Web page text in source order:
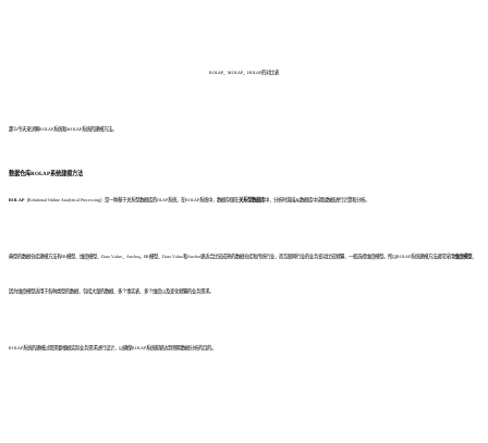
ROLAP、MOLAP、HOLAP的对比表
那么今天来详解ROLAP系统和MOLAP系统的建模方法。
数据仓库ROLAP系统建模方法
ROLAP（Relational Online Analytical Processing）是一种基于关系型数据库的OLAP系统，在ROLAP系统中，数据存储在关系型数据库中，分析时直接从数据库中读取数据进行计算和分析。
典型的数据仓库建模方法有ER模型、维度模型、Data Value、Anchor。ER模型、Data Value和Anchor更适合比较成熟的数据仓库和传统行业，而互联网行业的业务变动比较频繁，一般选择维度模型。 所以ROLAP系统建模方法通常采用维度模型 ，
因为维度模型适用于各种类型的数据，包括大量的数据、多个事实表、多个维度以及变化频繁的业务需求。
ROLAP系统的建模过程需要根据实际业务需求进行设计，以确保ROLAP系统能够达到预期数据分析的目的。